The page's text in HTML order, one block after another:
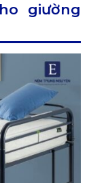
giường